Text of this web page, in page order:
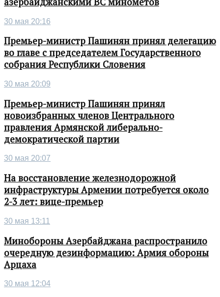
30 мая 20:16
Премьер-министр Пашинян принял делегацию
во главе с председателем Государственного
собрания Республики Словения
30 мая 20:09
Премьер-министр Пашинян принял
новоизбранных членов Центрального
правления Армянской либерально-
демократической партии
30 мая 20:07
На восстановление железнодорожной
инфраструктуры Армении потребуется около
2-3 лет: вице-премьер
30 мая 13:11
Минобороны Азербайджана распространило
очередную дезинформацию: Армия обороны
Арцаха
30 мая 12:04